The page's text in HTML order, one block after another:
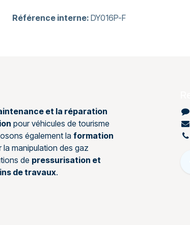
Référence interne: DY016P-F
et la réparation
pour véhicules de tourisme
également la formation
manipulation des gaz
de pressurisation et
de travaux.